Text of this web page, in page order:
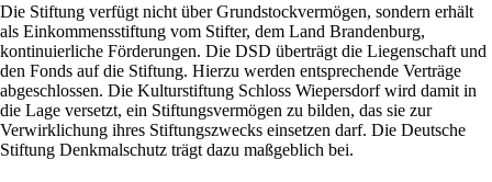
Die Stiftung verfügt nicht über Grundstockvermögen, sondern erhält
als Einkommensstiftung vom Stifter, dem Land Brandenburg,
kontinuierliche Förderungen. Die DSD überträgt die Liegenschaft und
den Fonds auf die Stiftung. Hierzu werden entsprechende Verträge
abgeschlossen. Die Kulturstiftung Schloss Wiepersdorf wird damit in
die Lage versetzt, ein Stiftungsvermögen zu bilden, das sie zur
Verwirklichung ihres Stiftungszwecks einsetzen darf. Die Deutsche
Stiftung Denkmalschutz trägt dazu maßgeblich bei.